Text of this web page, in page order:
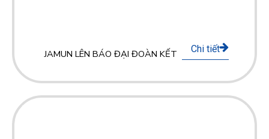
JAMUN LÊN BÁO ĐẠI ĐOÀN KẾT Chi tiết